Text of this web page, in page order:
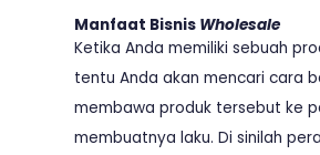
Manfaat Bisnis Wholesale
Ketika Anda memiliki sebuah
tentu Anda akan mencari cara
membawa produk tersebut ke
membuatnya laku. Di sinilah